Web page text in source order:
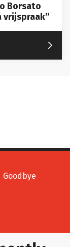
Borsato
vrijspraak”

Goodbye